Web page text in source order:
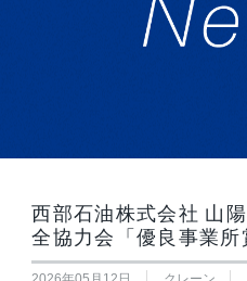
西部石油株式会社 山
全協力会「優良事業